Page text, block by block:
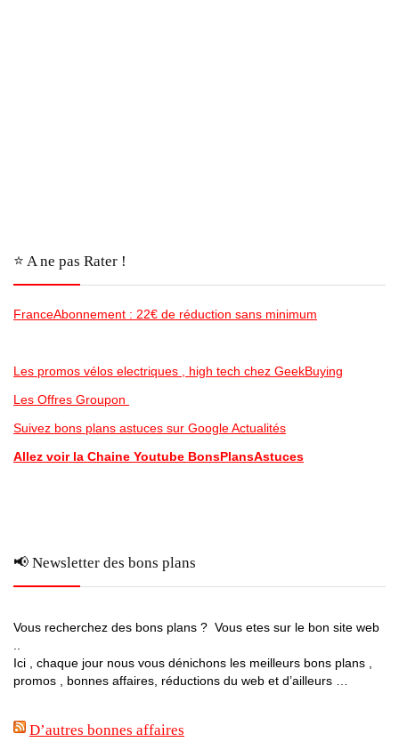
⭐️ A ne pas Rater !
FranceAbonnement : 22€ de réduction sans minimum
Les promos vélos electriques , high tech chez GeekBuying
Les Offres Groupon
Suivez bons plans astuces sur Google Actualités
Allez voir la Chaine Youtube BonsPlansAstuces
📢 Newsletter des bons plans
Vous recherchez des bons plans ? Vous etes sur le bon site web
Ici , chaque jour nous vous dénichons les meilleurs bons plans ,
promos , bonnes affaires, réductions du web et d’ailleurs …
D’autres bonnes affaires